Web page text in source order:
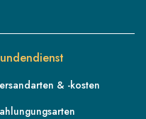
& -kosten